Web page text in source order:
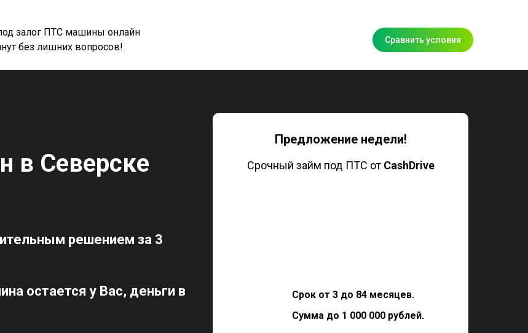
залог ПТС машины онлайн
без лишних вопросов!
Сравнить условия
в Северске
решением за 3
остается у Вас, деньги в
Предложение недели!
Срочный займ под ПТС от CashDrive
Срок от 3 до 84 месяцев.
Сумма до 1 000 000 рублей.